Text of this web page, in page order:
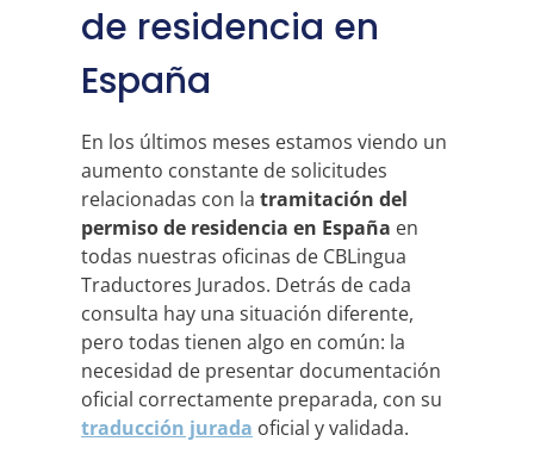
de residencia en
España
En los últimos meses estamos viendo un
aumento constante de solicitudes
relacionadas con la tramitación del
permiso de residencia en España en
todas nuestras oficinas de CBLingua
Traductores Jurados. Detrás de cada
consulta hay una situación diferente,
pero todas tienen algo en común: la
necesidad de presentar documentación
oficial correctamente preparada, con su
traducción jurada oficial y validada.